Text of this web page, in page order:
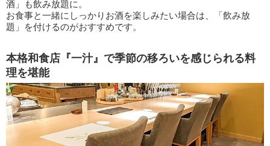
酒」も飲み放題に。
お食事と一緒にしっかりお酒を楽しみたい場合は、「飲み放
題」を付けるのがおすすめです。
本格和食店『一汁』で季節の移ろいを感じられる料
理を堪能